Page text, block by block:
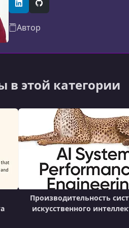
вычислительной и
LinkedInGitHub
Автор
в этой категории
Производительность
искусственного